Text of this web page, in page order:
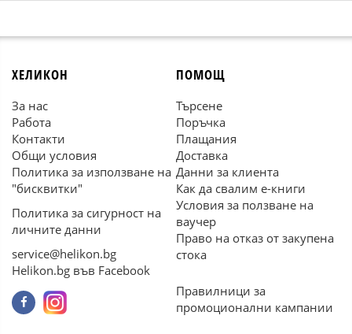
ХЕЛИКОН
За нас
Работа
Контакти
Общи условия
Политика за използване на
"бисквитки"
Политика за сигурност на
личните данни
service@helikon.bg
Helikon.bg във Facebook
ПОМОЩ
Търсене
Поръчка
Плащания
Доставка
Данни за клиента
Как да свалим е-книги
Условия за ползване на
ваучер
Право на отказ от закупена
стока
Правилници за
промоционални кампании